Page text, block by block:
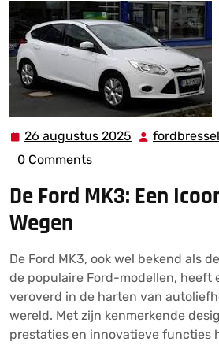
26 augustus 2025 26
0 Comments
De Ford MK3: Een
Wegen
De Ford MK3, ook wel bekend als
de populaire Ford-modellen, heeft
veroverd in de harten van
wereld. Met zijn kenmerkende
prestaties en innovatieve functies